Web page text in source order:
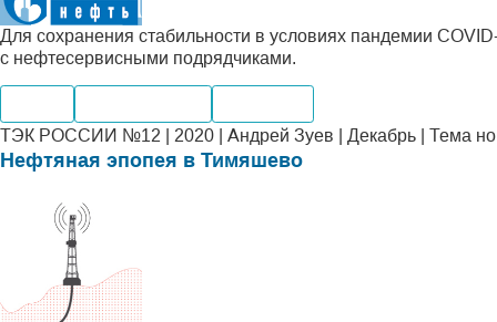
Для сохранения стабильности в условиях пандемии
с нефтесервисными подрядчиками.
ТЭК РОССИИ №12 | 2020 | Андрей Зуев | Декабрь | Тема
Нефтяная эпопея в Тимяшево